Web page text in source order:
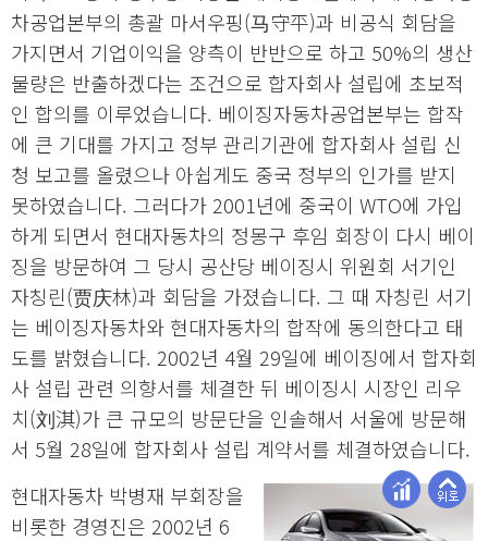
차공업본부의 총괄 마서우핑(马守平)과 비공식 회담을
가지면서 기업이익을 양측이 반반으로 하고 50%의 생산
물량은 반출하겠다는 조건으로 합자회사 설립에 초보적
인 합의를 이루었습니다. 베이징자동차공업본부는 합작
에 큰 기대를 가지고 정부 관리기관에 합자회사 설립 신
청 보고를 올렸으나 아쉽게도 중국 정부의 인가를 받지
못하였습니다. 그러다가 2001년에 중국이 WTO에 가입
하게 되면서 현대자동차의 정몽구 후임 회장이 다시 베이
징을 방문하여 그 당시 공산당 베이징시 위원회 서기인
자칭린(贾庆林)과 회담을 가졌습니다. 그 때 자칭린 서기
는 베이징자동차와 현대자동차의 합작에 동의한다고 태
도를 밝혔습니다. 2002년 4월 29일에 베이징에서 합자회
사 설립 관련 의향서를 체결한 뒤 베이징시 시장인 리우
치(刘淇)가 큰 규모의 방문단을 인솔해서 서울에 방문해
서 5월 28일에 합자회사 설립 계약서를 체결하였습니다.
현대자동차 박병재 부회장을
비롯한 경영진은 2002년 6